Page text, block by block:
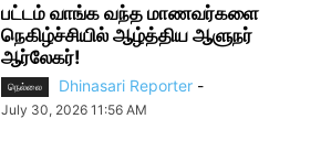
பட்டம் வாங்க வந்த மாணவர்களை
நெகிழ்ச்சியில் ஆழ்த்திய ஆளுநர்
ஆர்லேகர்!
நெல்லை Dhinasari Reporter -
July 30, 2026 11:56 AM